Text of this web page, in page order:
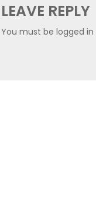
LEAVE REPLY
You must belogged in